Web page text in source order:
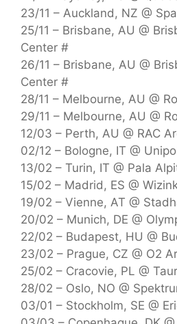
23/11 – Auckland, NZ @
25/11 – Brisbane, AU @
Center #
26/11 – Brisbane, AU @
Center #
28/11 – Melbourne, AU @
29/11 – Melbourne, AU @
12/03 – Perth, AU @ RAC
02/12 – Bologne, IT @
13/02 – Turin, IT @ Pala
15/02 – Madrid, ES @
19/02 – Vienne, AT @
20/02 – Munich, DE @
22/02 – Budapest, HU @
23/02 – Prague, CZ @ O2
25/02 – Cracovie, PL @
28/02 – Oslo, NO @
03/01 – Stockholm, SE @